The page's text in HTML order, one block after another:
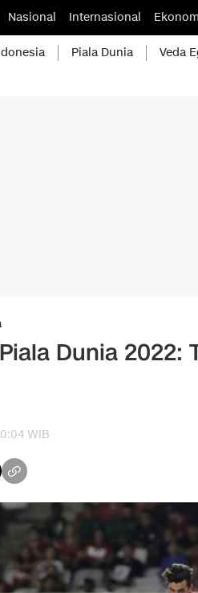
Nasional Internasional
Piala Dunia Veda
Dunia 2022:
WIB